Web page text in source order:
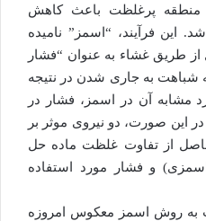
پرغلظت باعث کاهش
فرآیند، “اسمز” نامیده
طریق غشاء به عنوان “فشار
شباهت به جاری شدن در نتیجه
مشابه آن در اسمز، فشار در
این صورت، دو نیروی موثر بر
از تفاوت غلظت ماده حل
و فشار مورد استفاده
به روش اسمز معکوس امروزه